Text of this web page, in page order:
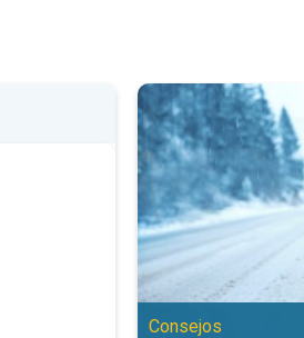
El peligro de
Consejos